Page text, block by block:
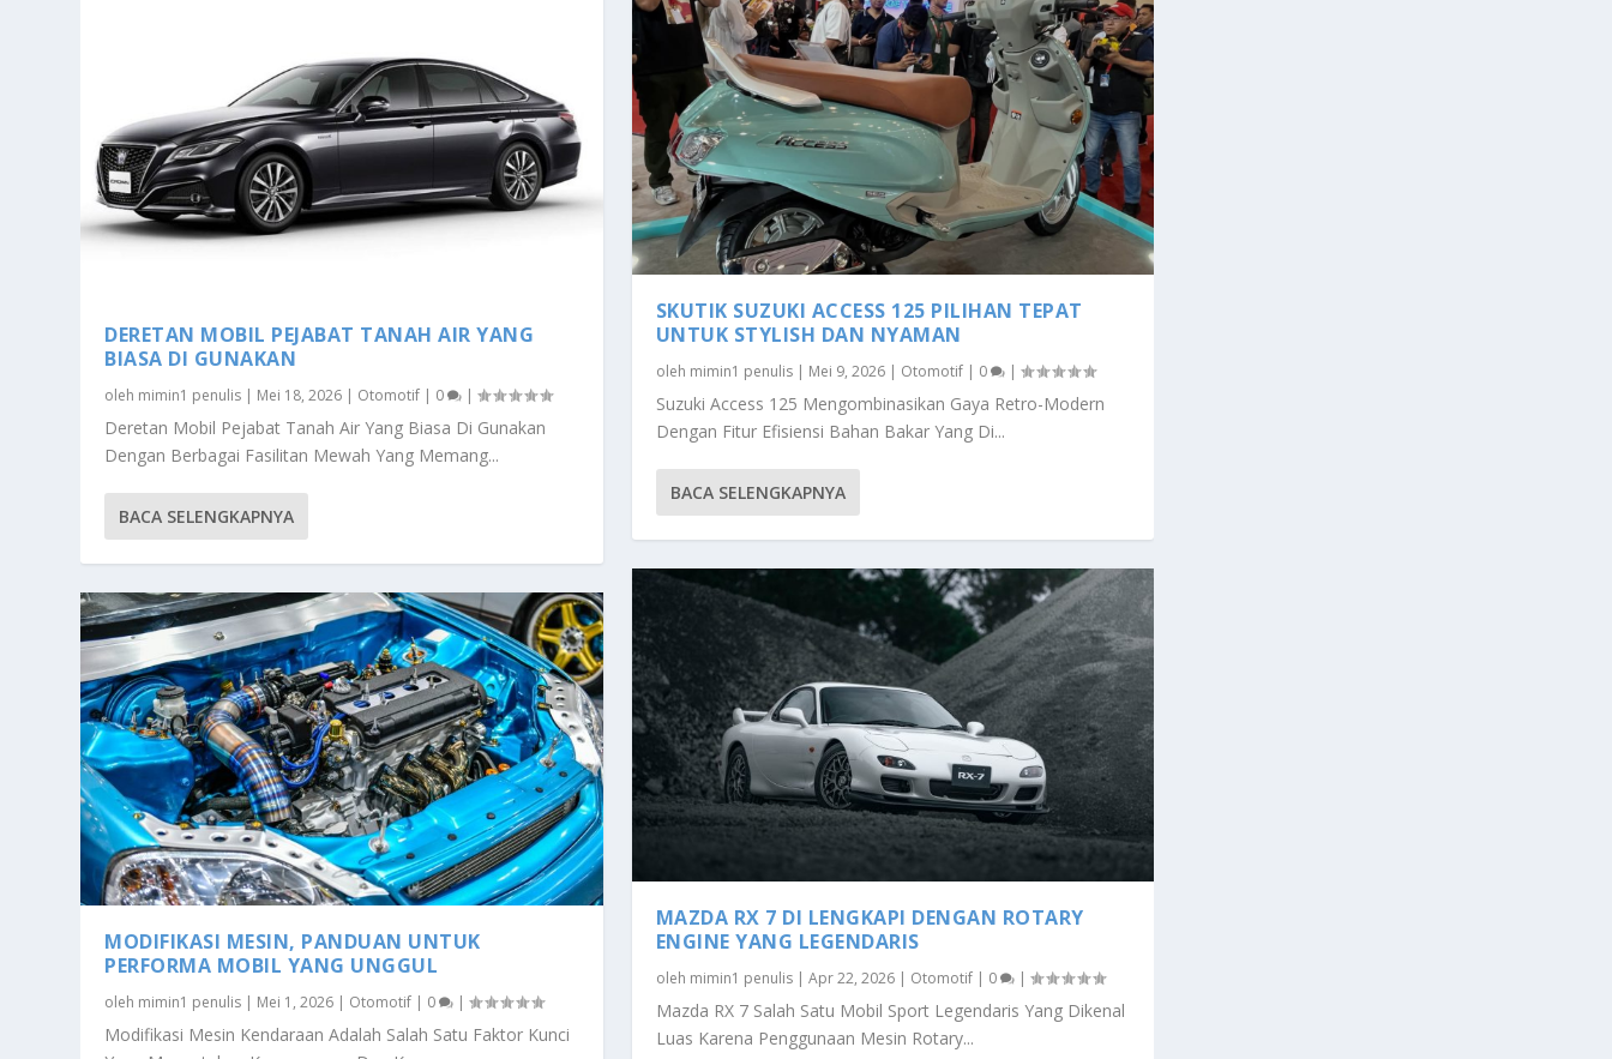
DERETAN MOBIL PEJABAT TANAH AIR YANG
BIASA DI GUNAKAN
oleh mimin1 penulis | Mei 18, 2026 | Otomotif | 0 |
Deretan Mobil Pejabat Tanah Air Yang Biasa Di Gunakan
Dengan Berbagai Fasilitan Mewah Yang Memang...
BACA SELENGKAPNYA
MODIFIKASI MESIN, PANDUAN UNTUK
PERFORMA MOBIL YANG UNGGUL
oleh mimin1 penulis | Mei 1, 2026 | Otomotif | 0 |
Modifikasi Mesin Kendaraan Adalah Salah Satu Faktor Kunci
SKUTIK SUZUKI ACCESS 125 PILIHAN TEPAT
UNTUK STYLISH DAN NYAMAN
oleh mimin1 penulis| Mei 9, 2026| Otomotif| 0 |
Suzuki Access 125 Mengombinasikan Gaya Retro-Modern
Dengan Fitur Efisiensi Bahan Bakar Yang Di...
BACA SELENGKAPNYA
MAZDA RX 7 DI LENGKAPI DENGAN ROTARY
ENGINE YANG LEGENDARIS
oleh mimin1 penulis| Apr 22, 2026| Otomotif| 0 |
Mazda RX 7 Salah Satu Mobil Sport Legendaris Yang Dikenal
Luas Karena Penggunaan Mesin Rotary...